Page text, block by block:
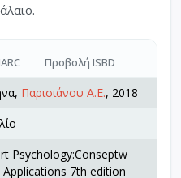
Προβολή ISBD
Παρισιάνου Α.Ε., 2018
Psychology:Conseptw
Applications 7th edition